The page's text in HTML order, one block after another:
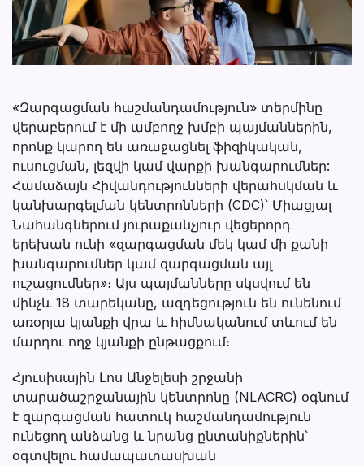
«Զարգացման հաշմանդամություն» տերմինը
վերաբերում է մի ամբողջ խմբի պայմաններին,
որոնք կարող են առաջացնել ֆիզիկական,
ուսուցման, լեզվի կամ վարքի խանգարումներ:
Համաձայն Հիվանդությունների վերահսկման և
կանխարգելման կենտրոնների (CDC)՝ Միացյալ
Նահանգներում յուրաքանչյուր վեցերորդ
երեխան ունի «զարգացման մեկ կամ մի քանի
խանգարումներ կամ զարգացման այլ
ուշացումներ»։ Այս պայմանները սկսվում են
մինչև 18 տարեկանը, ազդեցություն են ունենում
առօրյա կյանքի վրա և հիմնականում տևում են
մարդու ողջ կյանքի ընթացքում։
Հյուսիսային Լոս Անջելեսի շրջանի
տարածաշրջանային կենտրոնը (NLACRC) օգնում
է զարգացման հատուկ հաշմանդամություն
ունեցող անձանց և նրանց ընտանիքներին՝
օգտվելու համապատասխան